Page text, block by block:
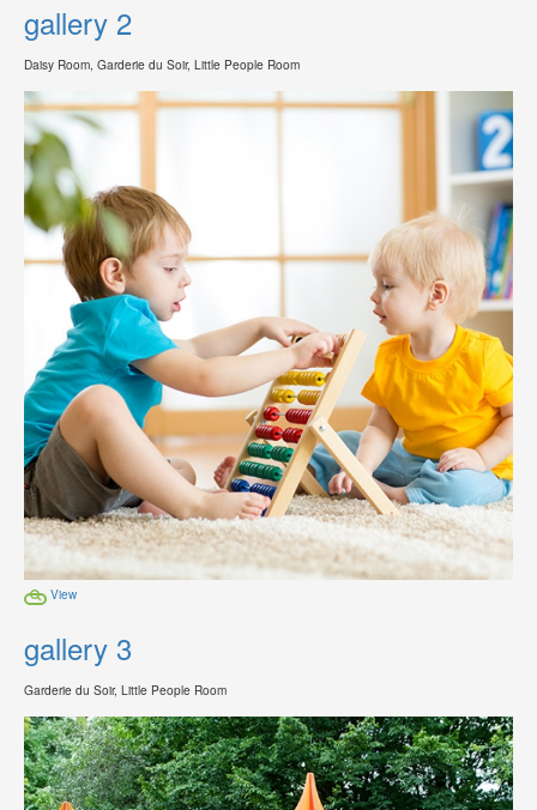
gallery 2
Daisy Room, Garderie du Soir, Little People Room
View
gallery 3
Garderie du Soir, Little People Room